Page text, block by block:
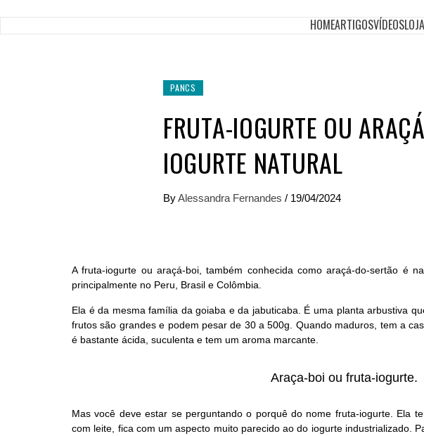
HOMEARTIGOSVÍDEOSLOJA
PANCS
FRUTA-IOGURTE OU
IOGURTE NATURAL
ByAlessandra Fernandes / 19/04/2024
A fruta-iogurte ou araçá-boi, também conhecida como araçá-do-sertão é
principalmente no Peru, Brasil e Colômbia.
Ela é da mesma família da goiaba e da jabuticaba. É uma planta arbustiva
frutos são grandes e podem pesar de 30 a 500g. Quando maduros, tem a
é bastante ácida, suculenta e tem um aroma marcante.
Araça-boi ou fruta-iogurte.
Mas você deve estar se perguntando o porquê do nome fruta-iogurte. Ela
com leite, fica com um aspecto muito parecido ao do iogurte industrializado.